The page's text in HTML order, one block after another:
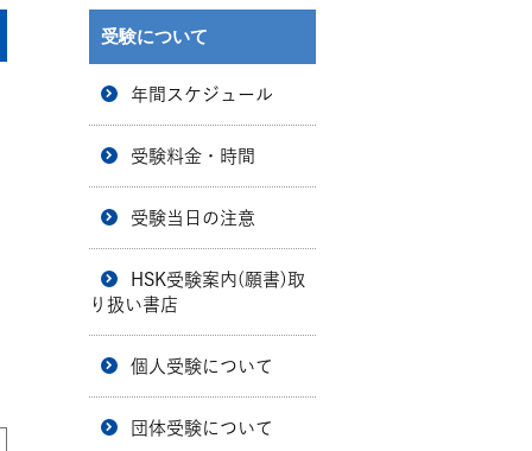
受験について
年間スケジュール
受験料金・時間
受験当日の注意
HSK受験案内(願書)取
り扱い書店
個人受験について
団体受験について